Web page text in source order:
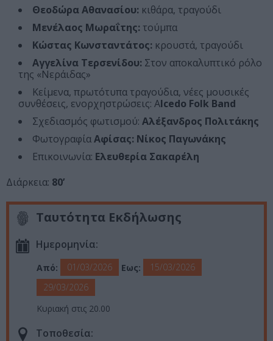
Θεοδώρα Αθανασίου: κιθάρα, τραγούδι
Μενέλαος Μωραΐτης: τούμπα
Κώστας Κωνσταντάτος: κρουστά, τραγούδι
Αγγελίνα Τερσενίδου: Στον αποκαλυπτικό ρόλο
της «Νεράιδας»
Κείμενα, πρωτότυπα τραγούδια, νέες μουσικές
συνθέσεις, ενορχηστρώσεις: Alcedo Folk Band
Σχεδιασμός φωτισμού: Αλέξανδρος Πολιτάκης
ΦωτογραφίαΑφίσας: Νίκος Παγωνάκης
Επικοινωνία: Ελευθερία Σακαρέλη
Διάρκεια: 80’
Ταυτότητα Εκδήλωσης
Ημερομηνία:
Από: 01/03/2026 Εως:
15/03/2026
29/03/2026
Κυριακή στις 20.00
Τοποθεσία: